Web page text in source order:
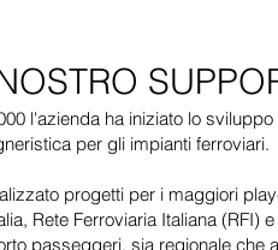
l'azienda ha iniziato lo
per gli impianti ferroviari.
progetti per i maggiori
Rete Ferroviaria Italiana (RFI)
passeggeri, sia regionale che